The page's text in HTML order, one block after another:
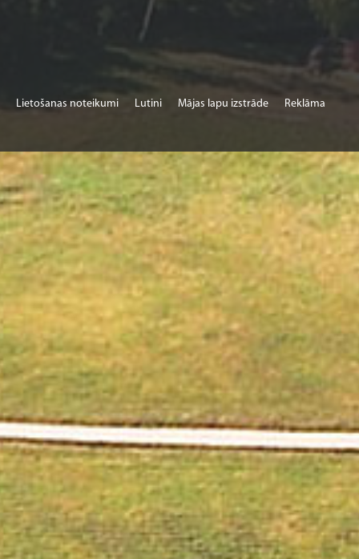
Lietošanas noteikumi Lutini Mājas lapu izstrāde Reklāma